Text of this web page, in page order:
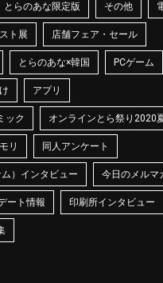
とらのあな限定版 その他
ト展 店舗フェア・セール
とらのあな×韓国 PCゲーム
アプリ
ック オンラインとら祭り2020
リ 同人アンケート
）インタビュー 今日のメルマ
ート情報 印刷所インタビュー